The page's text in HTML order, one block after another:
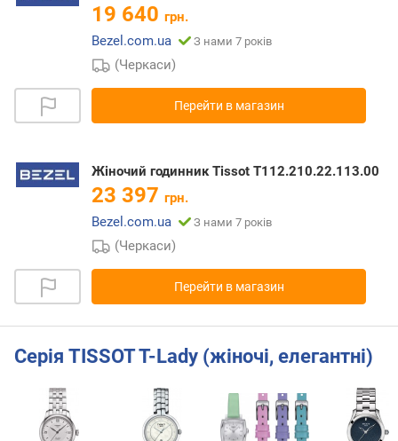
19 640 грн.
Bezel.com.ua
З нами 7 років
(Черкаси)
Перейти в магазин
Жіночий годинник Tissot T112.210.22.113.00
23 397 грн.
Bezel.com.ua
З нами 7 років
(Черкаси)
Перейти в магазин
Серія TISSOT T-Lady (жіночі, елегантні)